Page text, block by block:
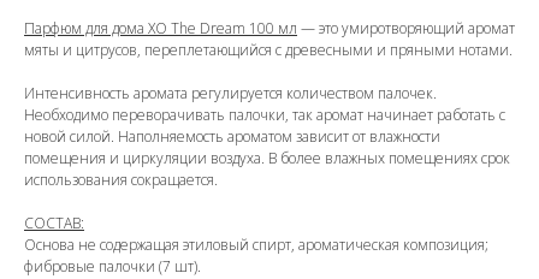
Парфюм для дома XO The Dream 100 мл — это умиротворяющий аромат
мяты и цитрусов, переплетающийся с древесными и пряными нотами.
Интенсивность аромата регулируется количеством палочек.
Необходимо переворачивать палочки, так аромат начинает работать с
новой силой. Наполняемость ароматом зависит от влажности
помещения и циркуляции воздуха. В более влажных помещениях срок
использования сокращается.
СОСТАВ:
Основа не содержащая этиловый спирт, ароматическая композиция;
фибровые палочки (7 шт).